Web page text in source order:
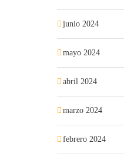
junio 2024
mayo 2024
abril 2024
marzo 2024
febrero 2024